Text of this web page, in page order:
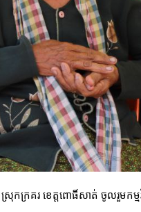
កក្រគរ ខេត្តពោធិ៍សាត់ ចូលរួមកម្ម